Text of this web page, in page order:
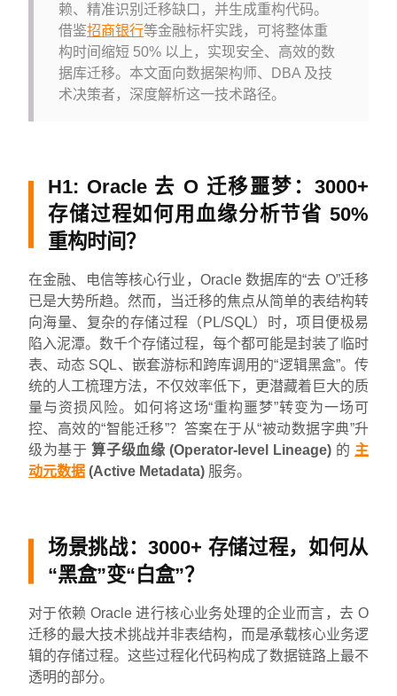
赖、精准识别迁移缺口，并生成重构代码。
借鉴招商银行等金融标杆实践，可将整体重
构时间缩短 50% 以上，实现安全、高效的数
据库迁移。本文面向数据架构师、DBA 及技
术决策者，深度解析这一技术路径。
H1: Oracle 去 O 迁移噩梦：3000+
存储过程如何用血缘分析节省 50%
重构时间？
在金融、电信等核心行业，Oracle 数据库的“去 O”迁移
已是大势所趋。然而，当迁移的焦点从简单的表结构转
向海量、复杂的存储过程（PL/SQL）时，项目便极易
陷入泥潭。数千个存储过程，每个都可能是封装了临时
表、动态 SQL、嵌套游标和跨库调用的“逻辑黑盒”。传
统的人工梳理方法，不仅效率低下，更潜藏着巨大的质
量与资损风险。如何将这场“重构噩梦”转变为一场可
控、高效的“智能迁移”？答案在于从“被动数据字典”升
级为基于算子级血缘 (Operator-level Lineage) 的 主
动元数据 (Active Metadata) 服务。
场景挑战：3000+ 存储过程，如何从
“黑盒”变“白盒”？
对于依赖 Oracle 进行核心业务处理的企业而言，去 O
迁移的最大技术挑战并非表结构，而是承载核心业务逻
辑的存储过程。这些过程化代码构成了数据链路上最不
透明的部分。